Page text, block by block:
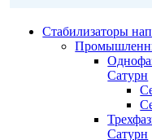
Стабилизаторы
Сатурн
Сатурн